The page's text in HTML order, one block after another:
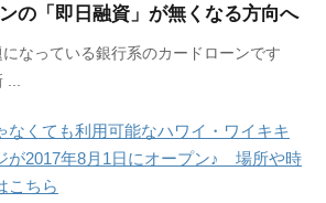
の「即日融資」が無くなる方向へ
なっている銀行系のカードローンです
なくても利用可能なハワイ・ワイキキ
が2017年8月1日にオープン♪ 場所や時
こちら